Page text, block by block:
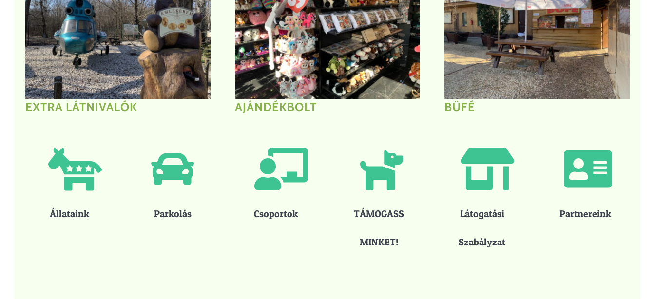
EXTRA LÁTNIVALÓK AJÁNDÉKBOLT BÜFÉ
Állataink Parkolás Csoportok TÁMOGASS
MINKET!
Látogatási
Szabályzat
Partnereink